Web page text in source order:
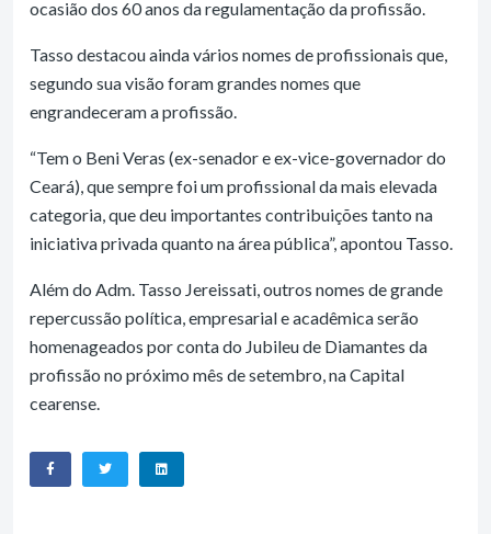
ocasião dos 60 anos da regulamentação da profissão.
Tasso destacou ainda vários nomes de profissionais que,
segundo sua visão foram grandes nomes que
engrandeceram a profissão.
“Tem o Beni Veras (ex-senador e ex-vice-governador do
Ceará), que sempre foi um profissional da mais elevada
categoria, que deu importantes contribuições tanto na
iniciativa privada quanto na área pública”, apontou Tasso.
Além do Adm. Tasso Jereissati, outros nomes de grande
repercussão política, empresarial e acadêmica serão
homenageados por conta do Jubileu de Diamantes da
profissão no próximo mês de setembro, na Capital
cearense.